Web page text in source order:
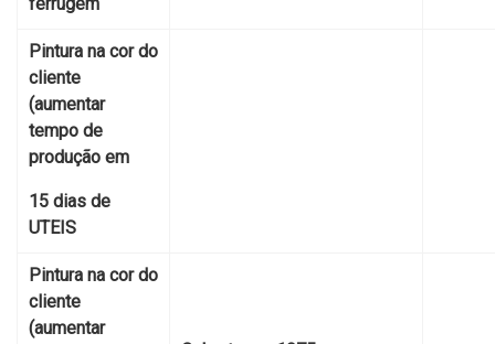
Pintura na cor do
cliente
(aumentar
tempo de
produção em
15 dias de
UTEIS
Pintura na cor do
cliente
(aumentar